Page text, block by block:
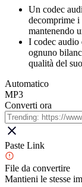
Un codec
decomprime
mantenendo
I codec
ognuno
qualità del
Automatico
MP3
Converti ora
Paste Link
File da convertire
Mantieni le stesse